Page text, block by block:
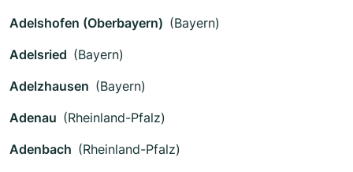
Adelshofen (Oberbayern) (Bayern)
Adelsried (Bayern)
Adelzhausen (Bayern)
Adenau (Rheinland-Pfalz)
Adenbach (Rheinland-Pfalz)